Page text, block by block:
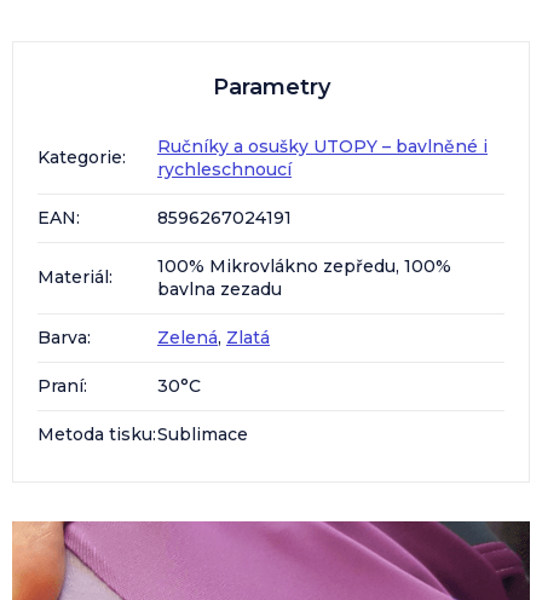
Parametry
Kategorie:
Ručníky a osušky UTOPY – bavlněné i
rychleschnoucí
EAN: 8596267024191
Materiál:
100% Mikrovlákno zepředu, 100%
bavlna zezadu
Barva: Zelená, Zlatá
Praní: 30°C
Metoda tisku:Sublimace